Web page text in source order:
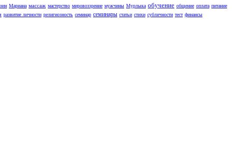
Мариана массаж мастерство мировоззрение мужчины Мурлыка обучение общение оплата питание
развитие личности религиозность семинар семинары статьи стихи субличности тест финансы